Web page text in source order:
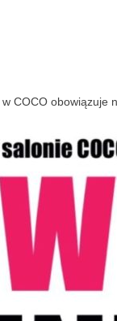
COCO obowiązuje